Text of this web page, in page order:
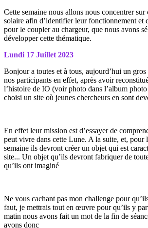
Cette semaine nous allons nous concentrer
solaire afin d’identifier leur fonctionnement et
pour le coupler au chargeur, que nous avons
développer cette thématique.
Lundi 17 Juillet 2023
Bonjour a toutes et à tous, aujourd’hui un
nos participants en effet, après avoir
l’histoire de IO (voir photo dans l’album
choisi un site où jeunes chercheurs en sont
En effet leur mission est d’essayer de
peut vivre dans cette Lune. A la suite, et, pour
semaine ils devront créer un objet qui est
site... Un objet qu’ils devront fabriquer de
qu’ils ont imaginé
Ne vous cachant pas mon challenge pour
faut, je mettrais tout en œuvre pour qu’ils y
matin nous avons fait un mot de la fin de
avons donc